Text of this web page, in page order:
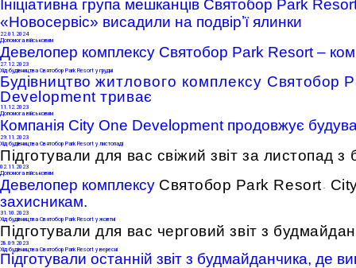
Ініціативна група мешканців Святобор Park
«Новосервіс» висадили на подвірʼї ялинки
22.01.2024
Допомога військовим
Девелопер комплексу Святобор Park Resort –
27.12.2023
Хід будівництва Святобор Park Resort у грудні
Будівництвожитлового комплексу Святобор
Development триває
11 .12.2023
Допомога військовим
Компанія City One Development продовжує
29.11.2023
Хід будівництва Святобор Park Resort у листопаді
Підготували для вас свіжий звіт за листопад
02.11.2023
Допомога військовим
Девелопер комплексу Святобор Park Resort-
захисникам.
31 .10.2023
Хід будівництва Святобор Park Resort у жовтні
Підготували для вас черговий звіт з
28.09.2023
Хід будівництва Святобор Park Resort у вересні
Підготували останній звіт з будмайданчика, де